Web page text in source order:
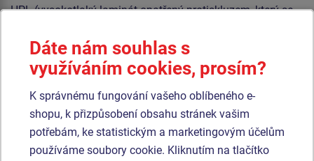
HPL (vysokotlaký laminát opatřený protiskluzem, který se
poškrábání a odolností proti vodě). Horolezecké chyty jsou
vyrobeny z polyesteru, to zaručuje dlouhou životnost,
stálobarevnost i šetrný povrch pro kůži na rukou. Veškerý
spojovací materiál je pozinkovaný nebo nerezový.
Podobnézboží
Dáte nám souhlas s
využíváním cookies, prosím?
K správnému fungování vašeho oblíbeného e-
shopu, k přizpůsobení obsahu stránek vašim
potřebám, ke statistickým a marketingovým účelům
používáme soubory cookie. Kliknutím na tlačítko